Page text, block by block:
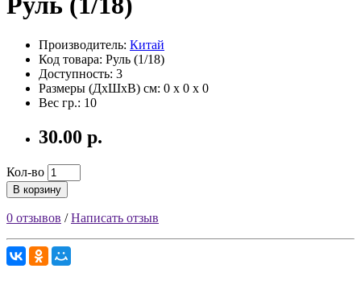
Производитель: Китай
Код товара: Руль (1/18)
Доступность: 3
Размеры (ДxШxВ) см: 0 x 0 x 0
Вес гр.: 10
30.00 р.
Кол-во
В корзину
0 отзывов /Написать отзыв